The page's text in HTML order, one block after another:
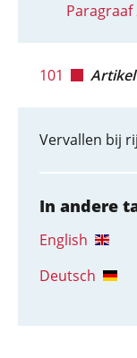
Paragraaf
101 Artikel
Vervallen bij
In andere
English
Deutsch